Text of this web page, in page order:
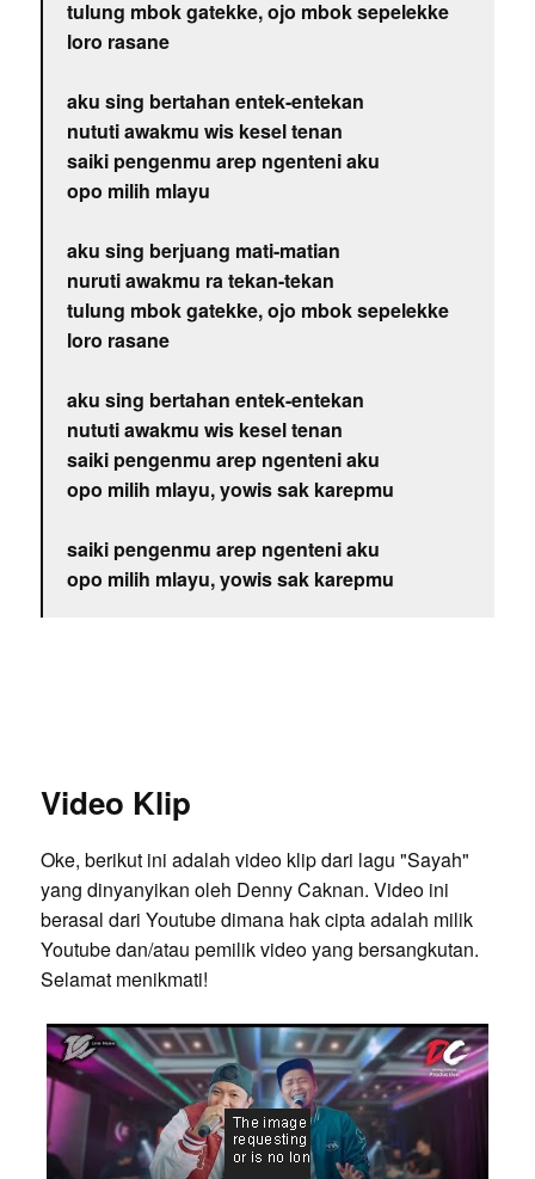
tulung mbok gatekke, ojo mbok sepelekke
loro rasane
aku sing bertahan entek-entekan
nututi awakmu wis kesel tenan
saiki pengenmu arep ngenteni aku
opo milih mlayu
aku sing berjuang mati-matian
nuruti awakmu ra tekan-tekan
tulung mbok gatekke, ojo mbok sepelekke
loro rasane
aku sing bertahan entek-entekan
nututi awakmu wis kesel tenan
saiki pengenmu arep ngenteni aku
opo milih mlayu, yowis sak karepmu
saiki pengenmu arep ngenteni aku
opo milih mlayu, yowis sak karepmu
Video Klip
Oke, berikut ini adalah video klip dari lagu "Sayah"
yang dinyanyikan oleh Denny Caknan. Video ini
berasal dari Youtube dimana hak cipta adalah milik
Youtube dan/atau pemilik video yang bersangkutan.
Selamat menikmati!